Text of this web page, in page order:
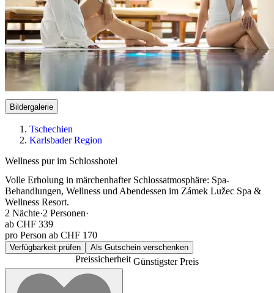
Bildergalerie
Tschechien
Karlsbader Region
Wellness pur im Schlosshotel
Volle Erholung in märchenhafter Schlossatmosphäre: Spa-
Behandlungen, Wellness und Abendessen im Zámek Lužec Spa &
Wellness Resort.
2 Nächte·2 Personen·
ab CHF 339
pro Person ab CHF 170
Verfügbarkeit prüfen Als Gutschein verschenken
PreissicherheitGünstigster Preis